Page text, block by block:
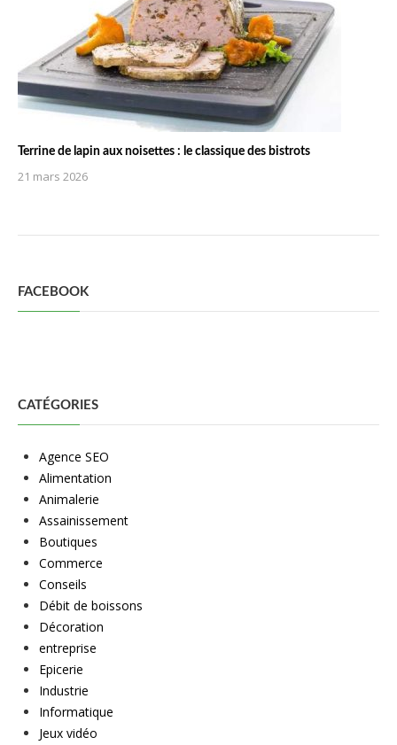
Terrine de lapin aux noisettes : le classique des bistrots
21 mars 2026
FACEBOOK
CATÉGORIES
Agence SEO
Alimentation
Animalerie
Assainissement
Boutiques
Commerce
Conseils
Débit de boissons
Décoration
entreprise
Epicerie
Industrie
Informatique
Jeux vidéo